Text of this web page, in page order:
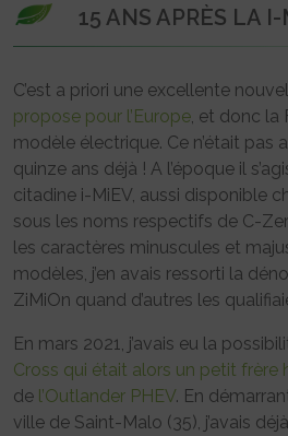
15 ANS APRÈS LA
C’est a priori une excellente
propose pour l’Europe, et donc la
modèle électrique. Ce n’était pas
quinze ans déjà ! A l’époque il
citadine i-MiEV, aussi disponible
sous les noms respectifs de C-
les caractères minuscules et
modèles, j’en avais ressorti la
ZiMiOn quand d’autres les
En mars 2021, j’avais eu la
Cross qui était alors un petit frère
de l’Outlander PHEV. En
ville de Saint-Malo (35), j’avais